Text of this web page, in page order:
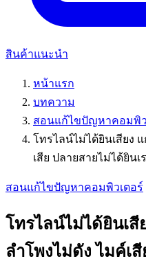
สินค้าแนะนำ
หน้าแรก
บทความ
สอนแก้ไขปัญหาคอมพิว
โทรไลน์ไม่ได้ยินเสียง
เสีย ปลายสายไม่ได้ยินเ
สอนแก้ไขปัญหาคอมพิวเตอร์
โทรไลน์ไม่ได้ยินเสี
ลำโพงไม่ดัง ไมค์เ